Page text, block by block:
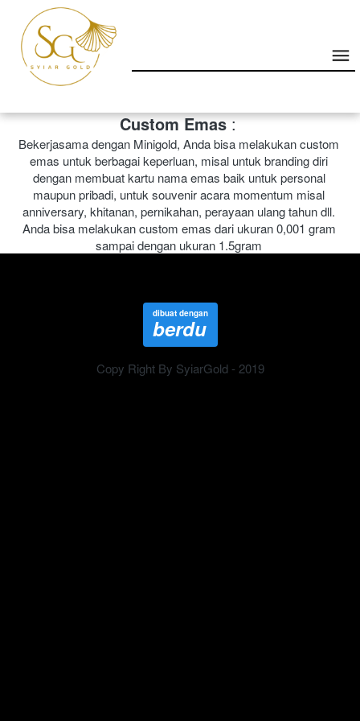
Custom Emas :
Bekerjasama dengan Minigold, Anda bisa melakukan custom
emas untuk berbagai keperluan, misal untuk branding diri
dengan membuat kartu nama emas baik untuk personal
maupun pribadi, untuk souvenir acara momentum misal
anniversary, khitanan, pernikahan, perayaan ulang tahun dll.
Anda bisa melakukan custom emas dari ukuran 0,001 gram
sampai dengan ukuran 1.5gram
dibuat dengan
berdu
Copy Right By SyiarGold - 2019